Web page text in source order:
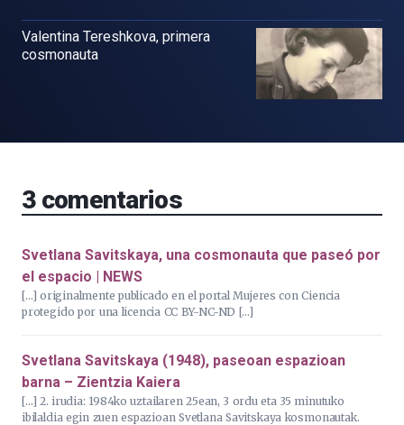
Valentina Tereshkova, primera
cosmonauta
3comentarios
Svetlana Savitskaya, una cosmonauta que paseó por
el espacio | NEWS
[…] originalmente publicado en el portal Mujeres con Ciencia
protegido por una licencia CC BY-NC-ND […]
Svetlana Savitskaya (1948), paseoan espazioan
barna – Zientzia Kaiera
[…] 2. irudia: 1984ko uztailaren 25ean, 3 ordu eta 35 minutuko
ibilaldia egin zuen espazioan Svetlana Savitskaya kosmonautak.